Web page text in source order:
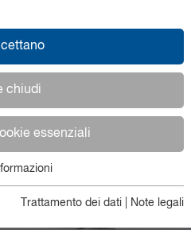
chiudi
essenziali
necessari per le funzioni di base
Trattamento dei dati Note legali